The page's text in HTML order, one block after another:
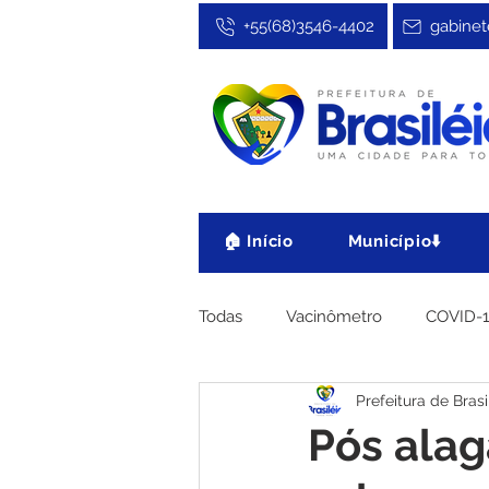
+55(68)3546-4402
🏠 Início Município⬇️
Todas Vacinômetro COVID-
Cultura, Festa e Esporte
Pós
Prefeitura de